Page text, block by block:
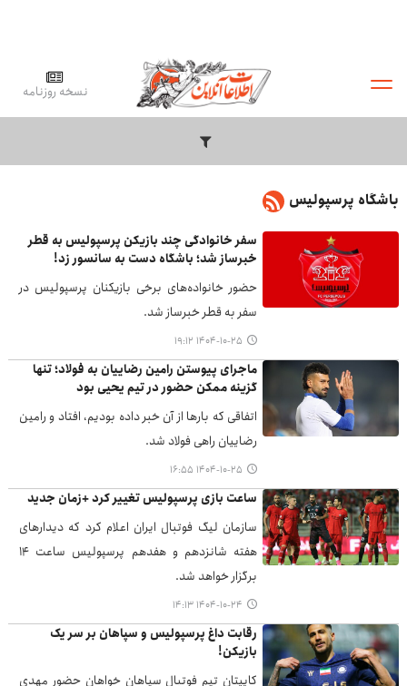
نسخه روزنامه
باشگاه پرسپولیس
سفر خانوادگی چند بازیکن پرسپولیس به قطر
خبرساز شد؛ باشگاه دست به سانسور زد!
حضور خانواده‌های برخی بازیکنان پرسپولیس در
سفر به قطر خبرساز شد.
۱۴۰۴-۱۰-۲۵ ۱۹:۱۲
ماجرای پیوستن رامین رضاییان به فولاد؛ تنها
گزینه ممکن حضور در تیم یحیی بود
اتفاقی که بارها از آن خبر داده بودیم، افتاد و رامین
رضاییان راهی فولاد شد.
۱۴۰۴-۱۰-۲۵ ۱۶:۵۵
ساعت بازی پرسپولیس تغییر کرد +زمان جدید
سازمان لیگ فوتبال ایران اعلام کرد که دیدارهای
هفته شانزدهم و هفدهم پرسپولیس ساعت ۱۴
برگزار خواهد شد.
۱۴۰۴-۱۰-۲۴ ۱۴:۱۳
رقابت داغ پرسپولیس و سپاهان بر سر یک
بازیکن!
کاپیتان تیم فوتبال سپاهان خواهان حضور مهدی